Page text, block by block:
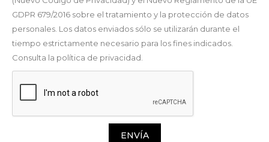
GDPR 679/2016 sobre el tratamiento y la protección de datos
personales. Los datos enviados sólo se utilizarán durante el
tiempo estrictamente necesario para los fines indicados.
Consulta la política de privacidad.
ENVÍA